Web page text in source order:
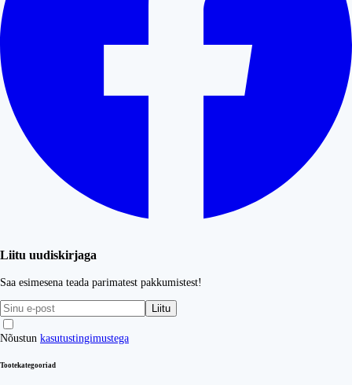
Liitu uudiskirjaga
Saa esimesena teada parimatest pakkumistest!
Liitu
Nõustun kasutustingimustega
Tootekategooriad